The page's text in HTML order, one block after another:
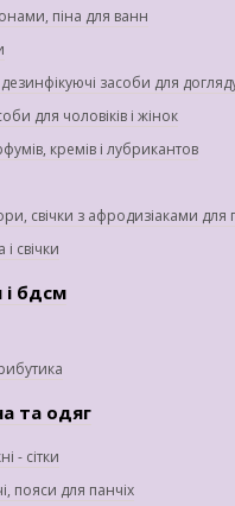
піна для ванн
засоби для
для чоловіків і жінок
кремів і лубрикантов
свічки з афродизіаками
свічки
бдсм
та одяг
- сітки
пояси для панчіх